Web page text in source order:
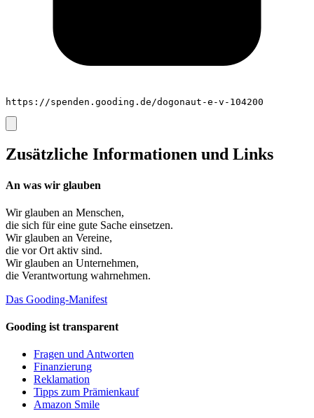
https://spenden.gooding.de/dogonaut-e-v-104200
Zusätzliche Informationen und Links
An was wir glauben
Wir glauben an Menschen,
die sich für eine gute Sache einsetzen.
Wir glauben an Vereine,
die vor Ort aktiv sind.
Wir glauben an Unternehmen,
die Verantwortung wahrnehmen.
Das Gooding-Manifest
Gooding ist transparent
Fragen und Antworten
Finanzierung
Reklamation
Tipps zum Prämienkauf
Amazon Smile